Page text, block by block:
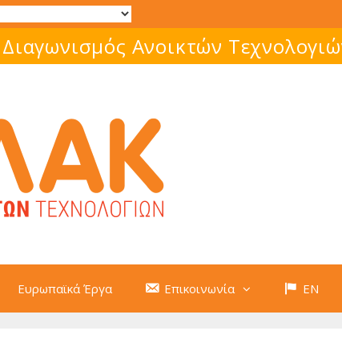
Ανοικτών
Ευρωπαϊκά Έργα Επικοινωνία EN